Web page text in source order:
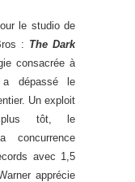
le studio de
: The Dark
consacrée à
a dépassé le
Un exploit
plus tôt, le
avec 1,5
apprécie